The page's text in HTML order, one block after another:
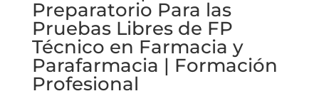
Preparatorio Para las
Pruebas Libres de FP
Técnico en Farmacia y
Parafarmacia | Formación
Profesional